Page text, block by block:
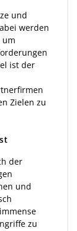
und
werden
um
ist der
Zielen zu
der
und
zu